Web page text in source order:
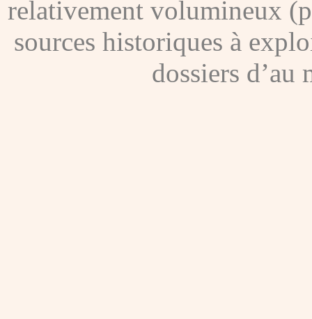
relativement volumineux
sources historiques à
dossiers d’au